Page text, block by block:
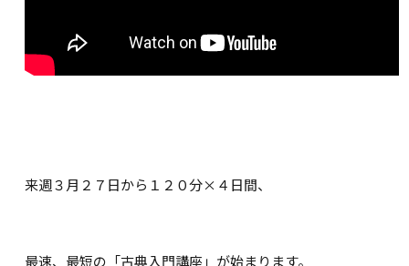
来週３月２７日から１２０分×４日間、
最速、最短の「古典入門講座」が始まります。